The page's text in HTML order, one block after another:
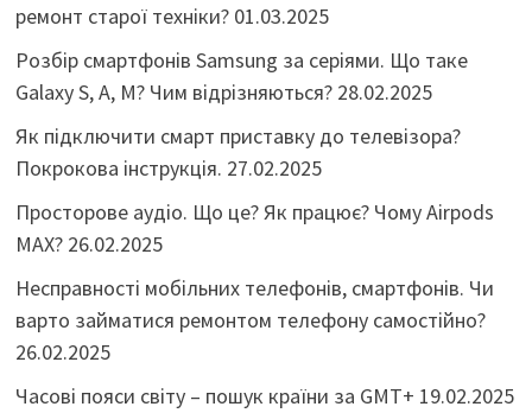
ремонт старої техніки? 01.03.2025
Розбір смартфонів Samsung за серіями. Що таке
Galaxy S, A, M? Чим відрізняються? 28.02.2025
Як підключити смарт приставку до телевізора?
Покрокова інструкція. 27.02.2025
Просторове аудіо. Що це? Як працює? Чому Airpods
MAX? 26.02.2025
Несправності мобільних телефонів, смартфонів. Чи
варто займатися ремонтом телефону самостійно?
26.02.2025
Часові пояси світу – пошук країни за GMT+ 19.02.2025